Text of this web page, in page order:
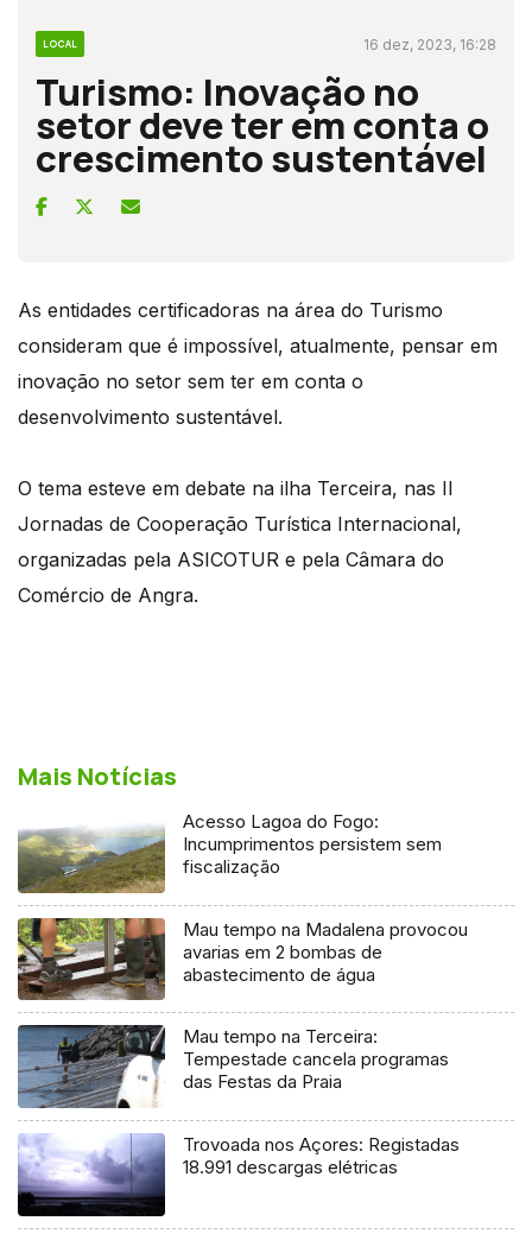
LOCAL 16 dez, 2023, 16:28
Turismo: Inovação no
setor deve ter em conta o
crescimento sustentável
As entidades certificadoras na área do Turismo
consideram que é impossível, atualmente, pensar em
inovação no setor sem ter em conta o
desenvolvimento sustentável.
O tema esteve em debate na ilha Terceira, nas II
Jornadas de Cooperação Turística Internacional,
organizadas pela ASICOTUR e pela Câmara do
Comércio de Angra.
Mais Notícias
Acesso Lagoa do Fogo:
Incumprimentos persistem sem
fiscalização
Mau tempo na Madalena provocou
avarias em 2 bombas de
abastecimento de água
Mau tempo na Terceira:
Tempestade cancela programas
das Festas da Praia
Trovoada nos Açores: Registadas
18.991 descargas elétricas